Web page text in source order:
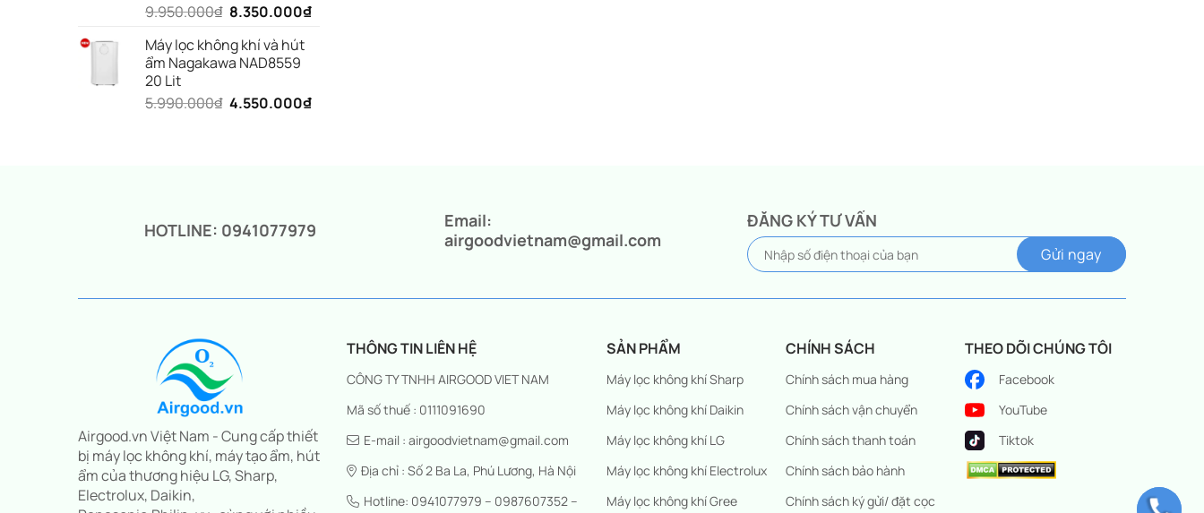
9.950.000₫ Giá
là:
9.950.000₫.
8.350.000₫Giá
Máy lọc không khí và hút
ẩm Nagakawa NAD8559
20 Lit
5.990.000₫ Giá
4.550.000₫Giá
HOTLINE: 0941077979
Email:
airgoodvietnam@gmail.com
ĐĂNG KÝ TƯ VẤN
Airgood.vn Việt Nam - Cung cấp thiết
bị máy lọc không khí, máy tạo ẩm, hút
ẩm của thương hiệu LG, Sharp,
Electrolux, Daikin,
THÔNG TIN LIÊN HỆ
CÔNG TY TNHH AIRGOOD VIET NAM
Mã số thuế : 0111091690
E-mail : airgoodvietnam@gmail.com
Địa chỉ : Số 2 Ba La, Phú Lương, Hà Nội
Hotline: 0941077979 – 0987607352 –
SẢN PHẨM
Máy lọc không khí Sharp
Máy lọc không khí Daikin
Máy lọc không khí LG
Máy lọc không khí Electrolux
Máy lọc không khí Gree
CHÍNH SÁCH
Chính sách mua hàng
Chính sách vận chuyển
Chính sách thanh toán
Chính sách bảo hành
Chính sách ký gửi/ đặt cọc
THEO DÕI CHÚNG TÔI
Facebook
YouTube
Tiktok